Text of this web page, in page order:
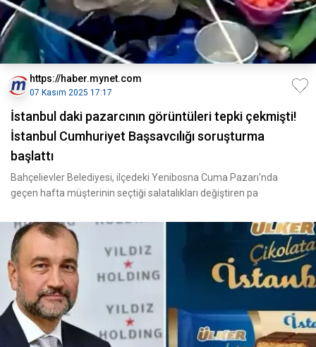
https://haber.mynet.com
07 Kasım 2025 17:17
İstanbul daki pazarcının görüntüleri tepki çekmişti!
İstanbul Cumhuriyet Başsavcılığı soruşturma
başlattı
Bahçelievler Belediyesi, ilçedeki Yenibosna Cuma Pazarı'nda
geçen hafta müşterinin seçtiği salatalıkları değiştiren pa